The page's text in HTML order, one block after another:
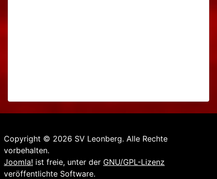
Copyright © 2026 SV Leonberg. Alle Rechte
vorbehalten.
Joomla! ist freie, unter der GNU/GPL-Lizenz
veröffentlichte Software.